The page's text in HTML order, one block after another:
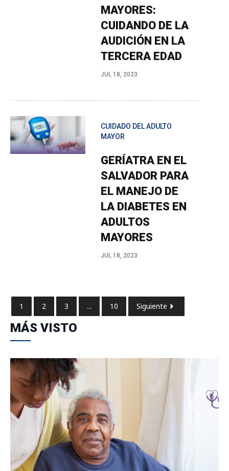
MAYORES:
CUIDANDO DE LA
AUDICIÓN EN LA
TERCERA EDAD
JUL 18, 2023
CUIDADO DEL ADULTO
MAYOR
GERÍATRA EN EL
SALVADOR PARA
EL MANEJO DE
LA DIABETES EN
ADULTOS
MAYORES
JUL 18, 2023
1 2 3 ... 10 Siguiente
MÁS VISTO